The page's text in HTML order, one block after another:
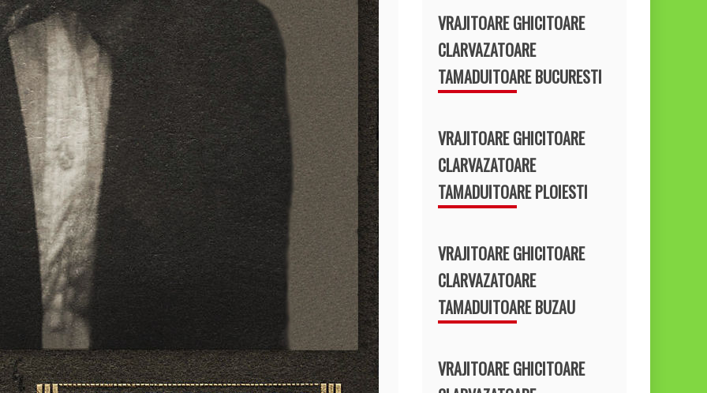
VRAJITOARE GHICITOARE
CLARVAZATOARE
TAMADUITOARE BUCURESTI
VRAJITOARE GHICITOARE
CLARVAZATOARE
TAMADUITOARE PLOIESTI
VRAJITOARE GHICITOARE
CLARVAZATOARE
TAMADUITOARE BUZAU
VRAJITOARE GHICITOARE